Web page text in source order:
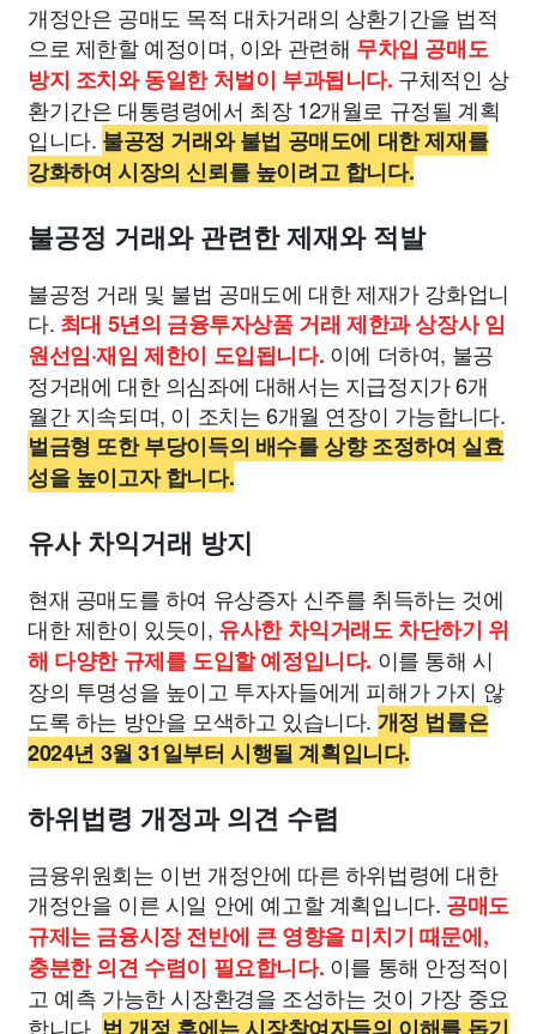
개정안은 공매도 목적 대차거래의 상환기간을 법적
으로 제한할 예정이며, 이와 관련해 무차입 공매도
방지 조치와 동일한 처벌이 부과됩니다. 구체적인 상
환기간은 대통령령에서 최장 12개월로 규정될 계획
입니다. 불공정 거래와 불법 공매도에 대한 제재를
강화하여 시장의 신뢰를 높이려고 합니다.
불공정 거래와 관련한 제재와 적발
불공정 거래 및 불법 공매도에 대한 제재가 강화업니
다. 최대 5년의 금융투자상품 거래 제한과 상장사 임
원선임·재임 제한이 도입됩니다. 이에 더하여, 불공
정거래에 대한 의심좌에 대해서는 지급정지가 6개
월간 지속되며, 이 조치는 6개월 연장이 가능합니다.
벌금형 또한 부당이득의 배수를 상향 조정하여 실효
성을 높이고자 합니다.
유사 차익거래 방지
현재 공매도를 하여 유상증자 신주를 취득하는 것에
대한 제한이 있듯이, 유사한 차익거래도 차단하기 위
해 다양한 규제를 도입할 예정입니다. 이를 통해 시
장의 투명성을 높이고 투자자들에게 피해가 가지 않
도록 하는 방안을 모색하고 있습니다. 개정 법률은
2024년 3월 31일부터 시행될 계획입니다.
하위법령 개정과 의견 수렴
금융위원회는 이번 개정안에 따른 하위법령에 대한
개정안을 이른 시일 안에 예고할 계획입니다. 공매도
규제는 금융시장 전반에 큰 영향을 미치기 때문에,
충분한 의견 수렴이 필요합니다. 이를 통해 안정적이
고 예측 가능한 시장환경을 조성하는 것이 가장 중요
합니다.